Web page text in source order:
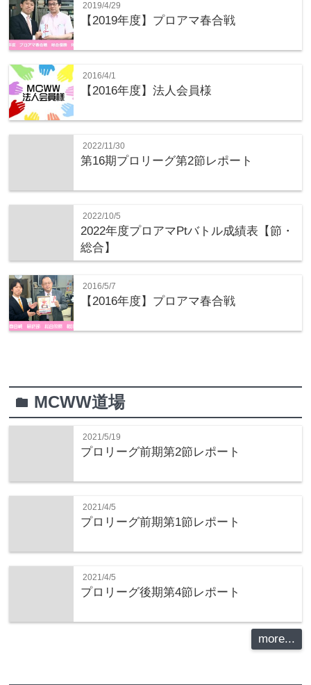
2019/4/29
【2019年度】プロアマ春合戦
2016/4/1
【2016年度】法人会員様
2022/11/30
第16期プロリーグ第2節レポート
2022/10/5
2022年度プロアマPtバトル成績表【節・
総合】
2016/5/7
【2016年度】プロアマ春合戦
folder MCWW道場
2021/5/19
プロリーグ前期第2節レポート
2021/4/5
プロリーグ前期第1節レポート
2021/4/5
プロリーグ後期第4節レポート
more...